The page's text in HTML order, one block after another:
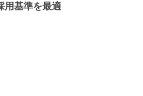
用基準を最適